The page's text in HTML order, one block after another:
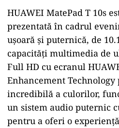
HUAWEI MatePad T 10s
prezentată în cadrul
ușoară și puternică, de
capacități multimedia de
Full HD cu ecranul
Enhancement
incredibilă a culorilor,
un sistem audio puternic
pentru a oferi o